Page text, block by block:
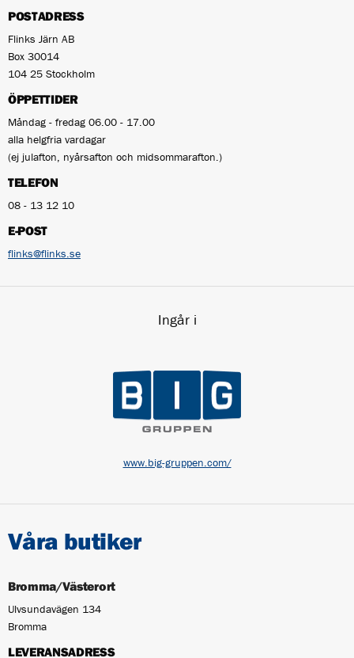
POSTADRESS
Flinks Järn AB
Box 30014
104 25 Stockholm
ÖPPETTIDER
Måndag - fredag 06.00 - 17.00
alla helgfria vardagar
(ej julafton, nyårsafton och midsommarafton.)
TELEFON
08 - 13 12 10
E-POST
flinks@flinks.se
Ingår i
www.big-gruppen.com/
Våra butiker
Bromma/Västerort
Ulvsundavägen 134
Bromma
LEVERANSADRESS